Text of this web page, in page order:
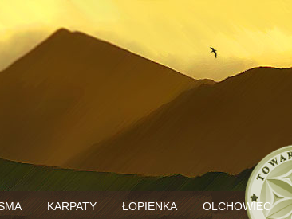
KARPATY ŁOPIENKA OLCHOWIEC